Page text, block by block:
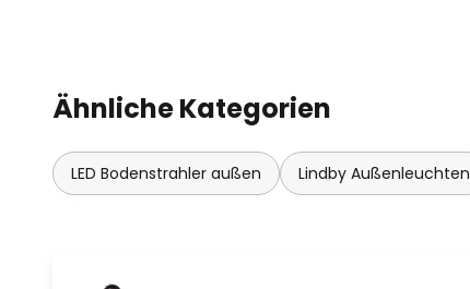
Ähnliche Kategorien
LED Bodenstrahler außen Lindby Außenleuchten